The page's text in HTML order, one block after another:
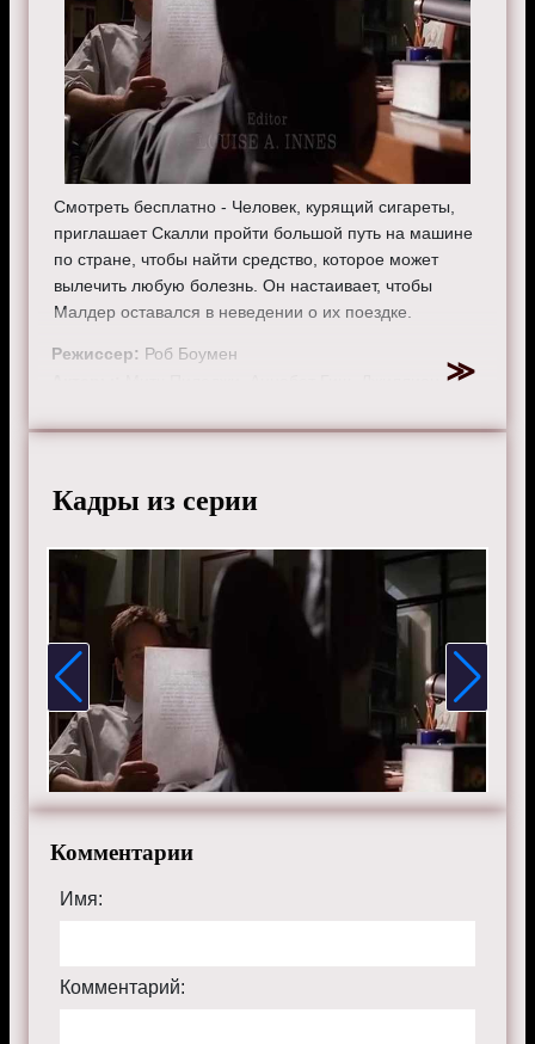
Смотреть бесплатно - Человек, курящий сигареты,
приглашает Скалли пройти большой путь на машине
по стране, чтобы найти средство, которое может
вылечить любую болезнь. Он настаивает, чтобы
Малдер оставался в неведении о их поездке.
Режиссер: Роб Боумен
телефоне, планшете, пк или телевизоре на сайте x-
Кадры из серии
Комментарии
Имя:
Комментарий: